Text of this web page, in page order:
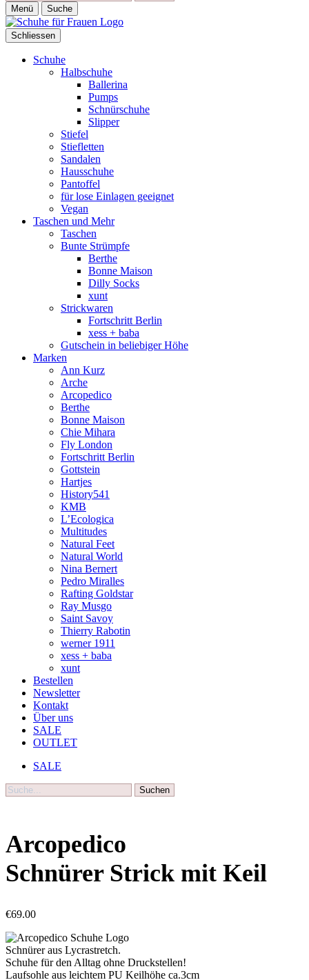
Menü Suche
Schliessen
Schuhe
Halbschuhe
Ballerina
Pumps
Schnürschuhe
Slipper
Stiefel
Stiefletten
Sandalen
Hausschuhe
Pantoffel
für lose Einlagen geeignet
Vegan
Taschen und Mehr
Taschen
Bunte Strümpfe
Berthe
Bonne Maison
Dilly Socks
xunt
Strickwaren
Fortschritt Berlin
xess + baba
Gutschein in beliebiger Höhe
Marken
Ann Kurz
Arche
Arcopedico
Berthe
Bonne Maison
Chie Mihara
Fly London
Fortschritt Berlin
Gottstein
Hartjes
History541
KMB
L’Ecologica
Multitudes
Natural Feet
Natural World
Nina Bernert
Pedro Miralles
Rafting Goldstar
Ray Musgo
Saint Savoy
Thierry Rabotin
werner 1911
xess + baba
xunt
Bestellen
Newsletter
Kontakt
Über uns
SALE
OUTLET
SALE
Suche
Arcopedico
Schnürer Strick mit Keil
€69.00
Schnürer aus Lycrastretch.
Schuhe für den Alltag ohne Druckstellen!
Laufsohle aus leichtem PU Keilhöhe ca.3cm